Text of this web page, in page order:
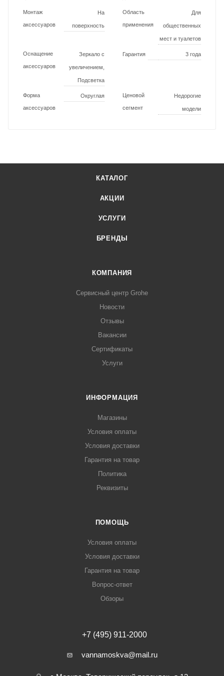
Монтаж
аксессуаров
На
поверхность
Область
применения
Для
общественных
мест и туалетов
Оснащение
аксессуаров
Зеркало с
увеличением,
Подсветка
Гарантия 3 года
Форма
аксессуаров
Округлая Ценовой
сегмент
Недорогие
модели
КАТАЛОГ
АКЦИИ
УСЛУГИ
БРЕНДЫ
КОМПАНИЯ
Сервисный центр Grohe
Новости
Отзывы
Вакансии
Сертификаты
Услуги
ИНФОРМАЦИЯ
Магазины
Условия оплаты
Условия доставки
Гарантия на товар
Политика
Реквизиты
ПОМОЩЬ
Условия оплаты
Условия доставки
Гарантия на товар
Вопрос-ответ
Обзоры
+7 (495) 911-2000
vannamoskva@mail.ru